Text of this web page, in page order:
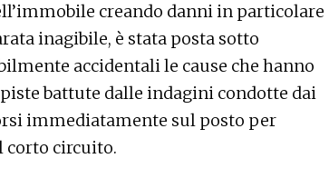
creando danni in particolare
inagibile, è stata posta sotto
accidentali le cause che hanno
battute dalle indagini condotte dai
immediatamente sul posto per
corto circuito.